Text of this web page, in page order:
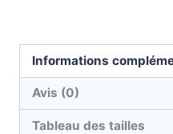
Informations
Avis (0)
Tableau des tailles